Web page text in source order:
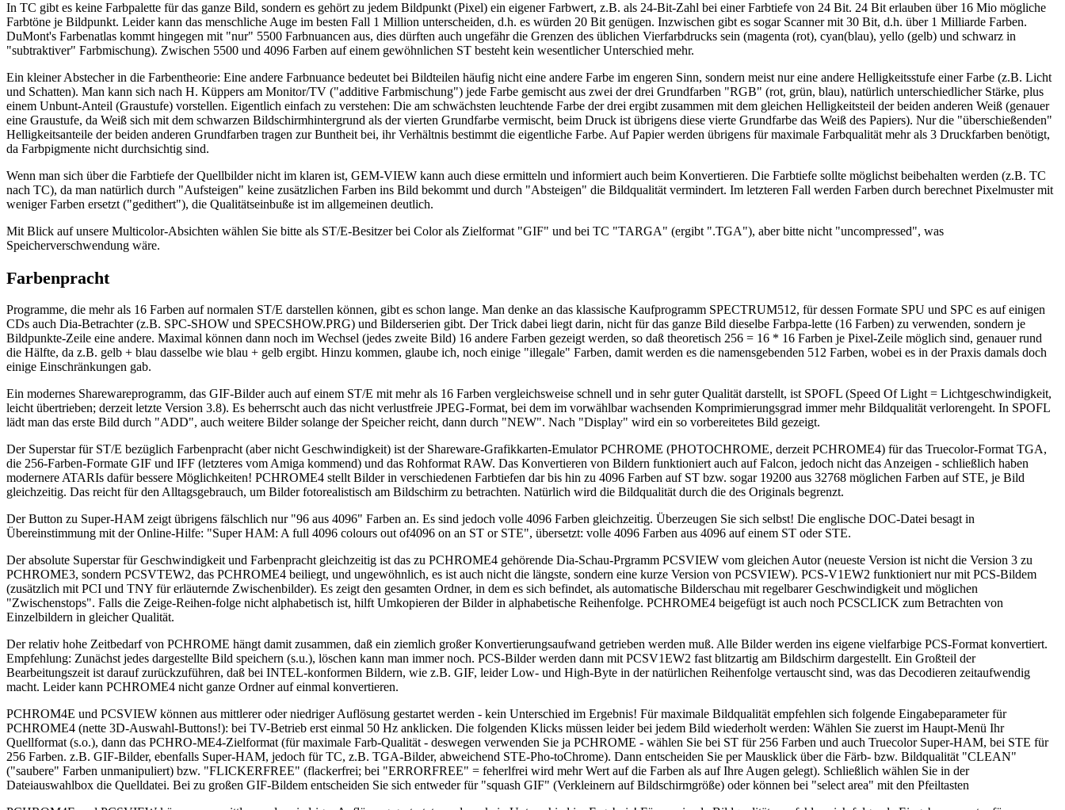
In TC gibt es keine Farbpalette für das ganze Bild, sondern es gehört zu jedem Bildpunkt (Pixel) ein eigener Farbwert, z.B. als 24-Bit-Zahl bei einer Farbtiefe von 24 Bit. 24 Bit erlauben über 16 Mio mögliche
Farbtöne je Bildpunkt. Leider kann das menschliche Auge im besten Fall 1 Million unterscheiden, d.h. es würden 20 Bit genügen. Inzwischen gibt es sogar Scanner mit 30 Bit, d.h. über 1 Milliarde Farben.
DuMont's Farbenatlas kommt hingegen mit "nur" 5500 Farbnuancen aus, dies dürften auch ungefähr die Grenzen des üblichen Vierfarbdrucks sein (magenta (rot), cyan(blau), yello (gelb) und schwarz in
"subtraktiver" Farbmischung). Zwischen 5500 und 4096 Farben auf einem gewöhnlichen ST besteht kein wesentlicher Unterschied mehr.
Ein kleiner Abstecher in die Farbentheorie: Eine andere Farbnuance bedeutet bei Bildteilen häufig nicht eine andere Farbe im engeren Sinn, sondern meist nur eine andere Helligkeitsstufe einer Farbe (z.B. Licht
und Schatten). Man kann sich nach H. Küppers am Monitor/TV ("additive Farbmischung") jede Farbe gemischt aus zwei der drei Grundfarben "RGB" (rot, grün, blau), natürlich unterschiedlicher Stärke, plus
einem Unbunt-Anteil (Graustufe) vorstellen. Eigentlich einfach zu verstehen: Die am schwächsten leuchtende Farbe der drei ergibt zusammen mit dem gleichen Helligkeitsteil der beiden anderen Weiß (genauer
eine Graustufe, da Weiß sich mit dem schwarzen Bildschirmhintergrund als der vierten Grundfarbe vermischt, beim Druck ist übrigens diese vierte Grundfarbe das Weiß des Papiers). Nur die "überschießenden"
Helligkeitsanteile der beiden anderen Grundfarben tragen zur Buntheit bei, ihr Verhältnis bestimmt die eigentliche Farbe. Auf Papier werden übrigens für maximale Farbqualität mehr als 3 Druckfarben benötigt,
da Farbpigmente nicht durchsichtig sind.
Wenn man sich über die Farbtiefe der Quellbilder nicht im klaren ist, GEM-VIEW kann auch diese ermitteln und informiert auch beim Konvertieren. Die Farbtiefe sollte möglichst beibehalten werden (z.B. TC
nach TC), da man natürlich durch "Aufsteigen" keine zusätzlichen Farben ins Bild bekommt und durch "Absteigen" die Bildqualität vermindert. Im letzteren Fall werden Farben durch berechnet Pixelmuster mit
weniger Farben ersetzt ("gedithert"), die Qualitätseinbuße ist im allgemeinen deutlich.
Mit Blick auf unsere Multicolor-Absichten wählen Sie bitte als ST/E-Besitzer bei Color als Zielformat "GIF" und bei TC "TARGA" (ergibt ".TGA"), aber bitte nicht "uncompressed", was
Speicherverschwendung wäre.
Farbenpracht
Programme, die mehr als 16 Farben auf normalen ST/E darstellen können, gibt es schon lange. Man denke an das klassische Kaufprogramm SPECTRUM512, für dessen Formate SPU und SPC es auf einigen
CDs auch Dia-Betrachter (z.B. SPC-SHOW und SPECSHOW.PRG) und Bilderserien gibt. Der Trick dabei liegt darin, nicht für das ganze Bild dieselbe Farbpa-lette (16 Farben) zu verwenden, sondern je
Bildpunkte-Zeile eine andere. Maximal können dann noch im Wechsel (jedes zweite Bild) 16 andere Farben gezeigt werden, so daß theoretisch 256 = 16 * 16 Farben je Pixel-Zeile möglich sind, genauer rund
die Hälfte, da z.B. gelb + blau dasselbe wie blau + gelb ergibt. Hinzu kommen, glaube ich, noch einige "illegale" Farben, damit werden es die namensgebenden 512 Farben, wobei es in der Praxis damals doch
einige Einschränkungen gab.
Ein modernes Sharewareprogramm, das GIF-Bilder auch auf einem ST/E mit mehr als 16 Farben vergleichsweise schnell und in sehr guter Qualität darstellt, ist SPOFL (Speed Of Light = Lichtgeschwindigkeit,
leicht übertrieben; derzeit letzte Version 3.8). Es beherrscht auch das nicht verlustfreie JPEG-Format, bei dem im vorwählbar wachsenden Komprimierungsgrad immer mehr Bildqualität verlorengeht. In SPOFL
lädt man das erste Bild durch "ADD", auch weitere Bilder solange der Speicher reicht, dann durch "NEW". Nach "Display" wird ein so vorbereitetes Bild gezeigt.
Der Superstar für ST/E bezüglich Farbenpracht (aber nicht Geschwindigkeit) ist der Shareware-Grafikkarten-Emulator PCHROME (PHOTOCHROME, derzeit PCHROME4) für das Truecolor-Format TGA,
die 256-Farben-Formate GIF und IFF (letzteres vom Amiga kommend) und das Rohformat RAW. Das Konvertieren von Bildern funktioniert auch auf Falcon, jedoch nicht das Anzeigen - schließlich haben
modernere ATARIs dafür bessere Möglichkeiten! PCHROME4 stellt Bilder in verschiedenen Farbtiefen dar bis hin zu 4096 Farben auf ST bzw. sogar 19200 aus 32768 möglichen Farben auf STE, je Bild
gleichzeitig. Das reicht für den Alltagsgebrauch, um Bilder fotorealistisch am Bildschirm zu betrachten. Natürlich wird die Bildqualität durch die des Originals begrenzt.
Der Button zu Super-HAM zeigt übrigens fälschlich nur "96 aus 4096" Farben an. Es sind jedoch volle 4096 Farben gleichzeitig. Überzeugen Sie sich selbst! Die englische DOC-Datei besagt in
Übereinstimmung mit der Online-Hilfe: "Super HAM: A full 4096 colours out of4096 on an ST or STE", übersetzt: volle 4096 Farben aus 4096 auf einem ST oder STE.
Der absolute Superstar für Geschwindigkeit und Farbenpracht gleichzeitig ist das zu PCHROME4 gehörende Dia-Schau-Prgramm PCSVIEW vom gleichen Autor (neueste Version ist nicht die Version 3 zu
PCHROME3, sondern PCSVTEW2, das PCHROME4 beiliegt, und ungewöhnlich, es ist auch nicht die längste, sondern eine kurze Version von PCSVIEW). PCS-V1EW2 funktioniert nur mit PCS-Bildem
(zusätzlich mit PCI und TNY für erläuternde Zwischenbilder). Es zeigt den gesamten Ordner, in dem es sich befindet, als automatische Bilderschau mit regelbarer Geschwindigkeit und möglichen
"Zwischenstops". Falls die Zeige-Reihen-folge nicht alphabetisch ist, hilft Umkopieren der Bilder in alphabetische Reihenfolge. PCHROME4 beigefügt ist auch noch PCSCLICK zum Betrachten von
Einzelbildern in gleicher Qualität.
Der relativ hohe Zeitbedarf von PCHROME hängt damit zusammen, daß ein ziemlich großer Konvertierungsaufwand getrieben werden muß. Alle Bilder werden ins eigene vielfarbige PCS-Format konvertiert.
Empfehlung: Zunächst jedes dargestellte Bild speichern (s.u.), löschen kann man immer noch. PCS-Bilder werden dann mit PCSV1EW2 fast blitzartig am Bildschirm dargestellt. Ein Großteil der
Bearbeitungszeit ist darauf zurückzuführen, daß bei INTEL-konformen Bildern, wie z.B. GIF, leider Low- und High-Byte in der natürlichen Reihenfolge vertauscht sind, was das Decodieren zeitaufwendig
macht. Leider kann PCHROME4 nicht ganze Ordner auf einmal konvertieren.
PCHROM4E und PCSVIEW können aus mittlerer oder niedriger Auflösung gestartet werden - kein Unterschied im Ergebnis! Für maximale Bildqualität empfehlen sich folgende Eingabeparameter für
PCHROME4 (nette 3D-Auswahl-Buttons!): bei TV-Betrieb erst einmal 50 Hz anklicken. Die folgenden Klicks müssen leider bei jedem Bild wiederholt werden: Wählen Sie zuerst im Haupt-Menü Ihr
Quellformat (s.o.), dann das PCHRO-ME4-Zielformat (für maximale Farb-Qualität - deswegen verwenden Sie ja PCHROME - wählen Sie bei ST für 256 Farben und auch Truecolor Super-HAM, bei STE für
256 Farben. z.B. GIF-Bilder, ebenfalls Super-HAM, jedoch für TC, z.B. TGA-Bilder, abweichend STE-Pho-toChrome). Dann entscheiden Sie per Mausklick über die Färb- bzw. Bildqualität "CLEAN"
("saubere" Farben unmanipuliert) bzw. "FLICKERFREE" (flackerfrei; bei "ERRORFREE" = feherlfrei wird mehr Wert auf die Farben als auf Ihre Augen gelegt). Schließlich wählen Sie in der
Dateiauswahlbox die Quelldatei. Bei zu großen GIF-Bildem entscheiden Sie sich entweder für "squash GIF" (Verkleinern auf Bildschirmgröße) oder können bei "select area" mit den Pfeiltasten